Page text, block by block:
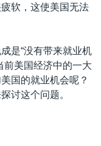
软，这使美国无法
是“没有带来就业机
前美国经济中的一大
国的就业机会呢？
讨这个问题。